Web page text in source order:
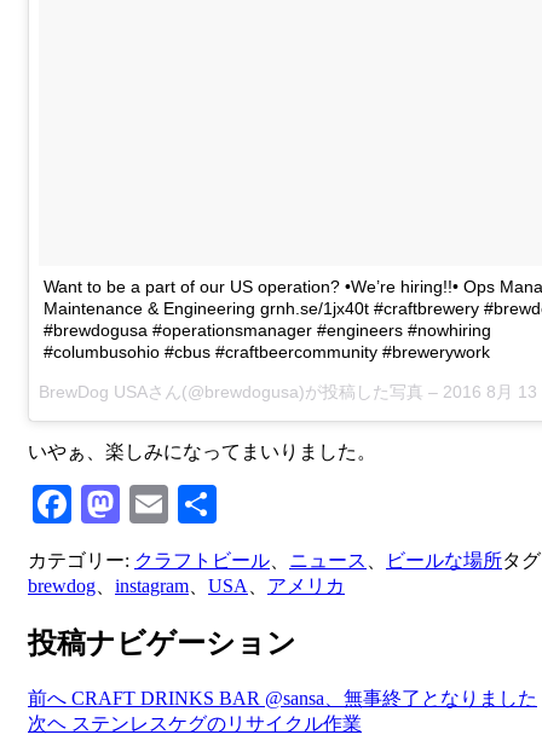
Want to be a part of our US operation? •We’re hiring!!• Ops
Maintenance & Engineering grnh.se/1jx40t #craftbrewery
#brewdogusa #operationsmanager #engineers #nowhiring
#columbusohio #cbus #craftbeercommunity #brewerywork
BrewDog USAさん(@brewdogusa)が投稿した写真 – 2016 8月 13 11:46午前
いやぁ、楽しみになってまいりました。
Facebook
Mastodon
Email
有
カテゴリー: クラフトビール ニュース ビールな場所タ
brewdog
instagram USA アメリカ
投稿ナビゲーション
前へ CRAFT DRINKS BAR @sansa、無事終了となりました
次ヘ ステンレスケグのリサイクル作業